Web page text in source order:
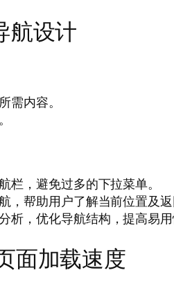
航设计
需内容。
栏，避免过多的下拉菜单。
，帮助用户了解当前位置及返
析，优化导航结构，提高易用
面加载速度